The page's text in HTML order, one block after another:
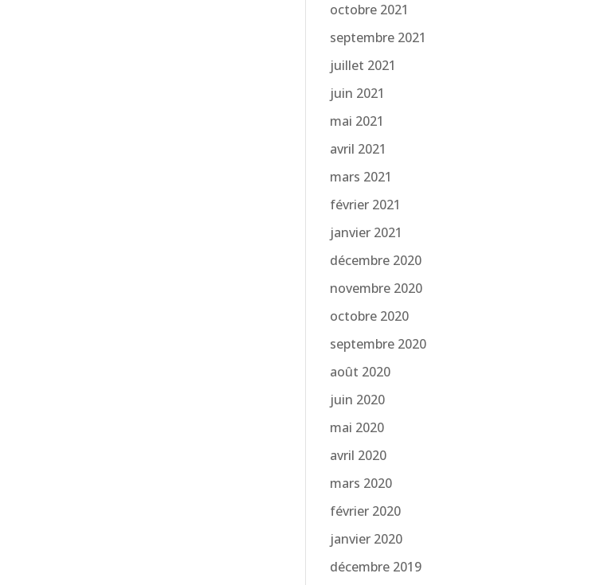
octobre 2021
septembre 2021
juillet 2021
juin 2021
mai 2021
avril 2021
mars 2021
février 2021
janvier 2021
décembre 2020
novembre 2020
octobre 2020
septembre 2020
août 2020
juin 2020
mai 2020
avril 2020
mars 2020
février 2020
janvier 2020
décembre 2019